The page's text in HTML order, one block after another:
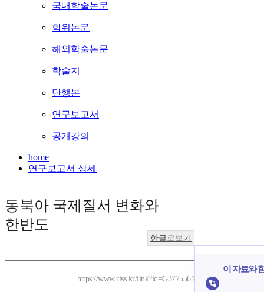
국내학술논문
학위논문
해외학술논문
학술지
단행본
연구보고서
공개강의
home
연구보고서 상세
동북아 국제질서 변화와
한반도
한글로보기
https://www.riss.kr/link?id=G3775561
이 자료와